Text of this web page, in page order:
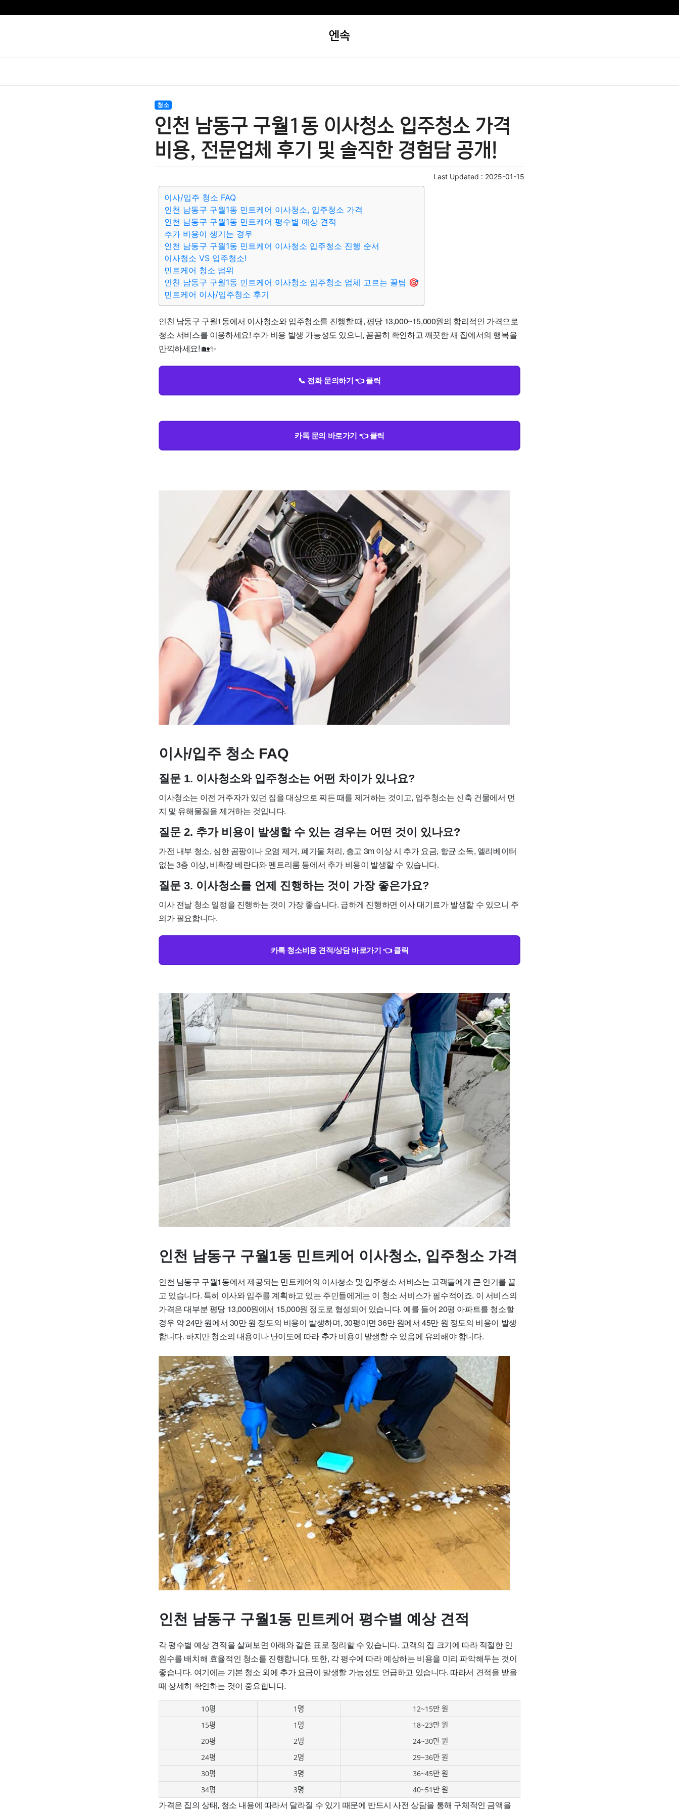
엔속
청소
인천 남동구 구월1동 이사청소 입주청소 가격
비용, 전문업체 후기 및 솔직한 경험담 공개!
Last Updated : 2025-01-15
이사/입주 청소 FAQ
인천 남동구 구월1동 민트케어 이사청소, 입주청소 가격
인천 남동구 구월1동 민트케어 평수별 예상 견적
추가 비용이 생기는 경우
인천 남동구 구월1동 민트케어 이사청소 입주청소 진행 순서
이사청소 VS 입주청소!
민트케어 청소 범위
인천 남동구 구월1동 민트케어 이사청소 입주청소 업체 고르는 꿀팁 🎯
민트케어 이사/입주청소 후기
인천 남동구 구월1동에서 이사청소와 입주청소를 진행할 때, 평당 13,000~15,000원의 합리적인 가격으로
청소 서비스를 이용하세요! 추가 비용 발생 가능성도 있으니, 꼼꼼히 확인하고 깨끗한 새 집에서의 행복을
만끽하세요! 🏡✨
📞 전화 문의하기 👈 클릭
카톡 문의 바로가기 👈 클릭
이사/입주 청소 FAQ
질문 1. 이사청소와 입주청소는 어떤 차이가 있나요?
이사청소는 이전 거주자가 있던 집을 대상으로 찌든 때를 제거하는 것이고, 입주청소는 신축 건물에서 먼
지 및 유해물질을 제거하는 것입니다.
질문 2. 추가 비용이 발생할 수 있는 경우는 어떤 것이 있나요?
가전 내부 청소, 심한 곰팡이나 오염 제거, 폐기물 처리, 층고 3m 이상 시 추가 요금, 항균 소독, 엘리베이터
없는 3층 이상, 비확장 베란다와 펜트리룸 등에서 추가 비용이 발생할 수 있습니다.
질문 3. 이사청소를 언제 진행하는 것이 가장 좋은가요?
이사 전날 청소 일정을 진행하는 것이 가장 좋습니다. 급하게 진행하면 이사 대기료가 발생할 수 있으니 주
의가 필요합니다.
카톡 청소비용 견적/상담 바로가기 👈 클릭
인천 남동구 구월1동 민트케어 이사청소, 입주청소 가격
인천 남동구 구월1동에서 제공되는 민트케어의 이사청소 및 입주청소 서비스는 고객들에게 큰 인기를 끌
고 있습니다. 특히 이사와 입주를 계획하고 있는 주민들에게는 이 청소 서비스가 필수적이죠. 이 서비스의
가격은 대부분 평당 13,000원에서 15,000원 정도로 형성되어 있습니다. 예를 들어 20평 아파트를 청소할
경우 약 24만 원에서 30만 원 정도의 비용이 발생하며, 30평이면 36만 원에서 45만 원 정도의 비용이 발생
합니다. 하지만 청소의 내용이나 난이도에 따라 추가 비용이 발생할 수 있음에 유의해야 합니다.
인천 남동구 구월1동 민트케어 평수별 예상 견적
각 평수별 예상 견적을 살펴보면 아래와 같은 표로 정리할 수 있습니다. 고객의 집 크기에 따라 적절한 인
원수를 배치해 효율적인 청소를 진행합니다. 또한, 각 평수에 따라 예상하는 비용을 미리 파악해두는 것이
좋습니다. 여기에는 기본 청소 외에 추가 요금이 발생할 가능성도 언급하고 있습니다. 따라서 견적을 받을
때 상세히 확인하는 것이 중요합니다.
10평 1명
12~15만 원
15평
1명
18~23만 원
20평
2명
24~30만 원
24평
2명
29~36만 원
30평
3명
36~45만 원
34평
3명 40~51만 원
가격은 집의 상태, 청소 내용에 따라서 달라질 수 있기 때문에 반드시 사전 상담을 통해 구체적인 금액을